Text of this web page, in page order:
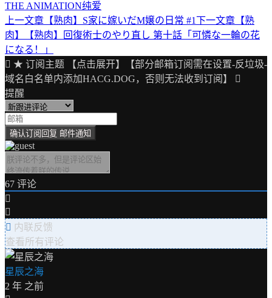
THE ANIMATION纯爱
文
章
导
航
上一文章 【熟肉】S家に嫁いだM嬢の日常 #1下一文章 【熟
肉】【熟肉】回復術士のやり直し 第十話「可憐な一輪の花
になる！」
★ 订阅主题 【点击展开】【部分邮箱订阅需在设置-反垃圾-
域名白名单内添加HACG.DOG，否则无法收到订阅】
提醒
67 评论
内联反馈
查看所有评论
星辰之海
2 年 之前